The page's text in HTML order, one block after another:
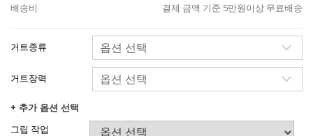
배송비 결제 금액 기준 5만원이상 무료배송
거트종류
거트장력
+ 추가 옵션 선택
그립 작업